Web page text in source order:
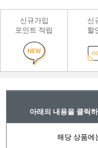
신규가입
포인트 적립
신
할
아래의 내용을 클릭